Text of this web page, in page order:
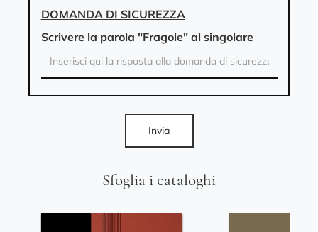
Sfoglia i cataloghi
DOMANDA DI SICUREZZA
Scrivere la parola "Fragole" al singolare
Invia